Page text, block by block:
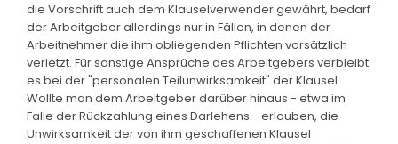
die Vorschrift auch dem Klauselverwender gewährt, bedarf
der Arbeitgeber allerdings nur in Fällen, in denen der
Arbeitnehmer die ihm obliegenden Pflichten vorsätzlich
verletzt. Für sonstige Ansprüche des Arbeitgebers verbleibt
es bei der "personalen Teilunwirksamkeit" der Klausel.
Wollte man dem Arbeitgeber darüber hinaus - etwa im
Falle der Rückzahlung eines Darlehens - erlauben, die
Unwirksamkeit der von ihm geschaffenen Klausel